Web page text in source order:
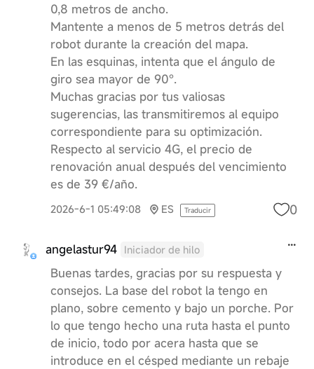
0,8 metros de ancho.
Mantente a menos de 5 metros detrás del
robot durante la creación del mapa.
En las esquinas, intenta que el ángulo de
giro sea mayor de 90°.
Muchas gracias por tus valiosas
sugerencias, las transmitiremos al equipo
correspondiente para su optimización.
Respecto al servicio 4G, el precio de
renovación anual después del vencimiento
es de 39 €/año.
2026-6-1 05:49:08 ES Traducir 0
angelastur94 Iniciador de hilo
Buenas tardes, gracias por su respuesta y
consejos. La base del robot la tengo en
plano, sobre cemento y bajo un porche. Por
lo que tengo hecho una ruta hasta el punto
de inicio, todo por acera hasta que se
introduce en el césped mediante un rebaje